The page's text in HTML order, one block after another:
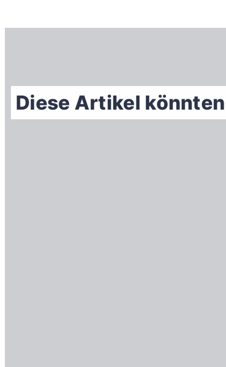
Diese Artikel